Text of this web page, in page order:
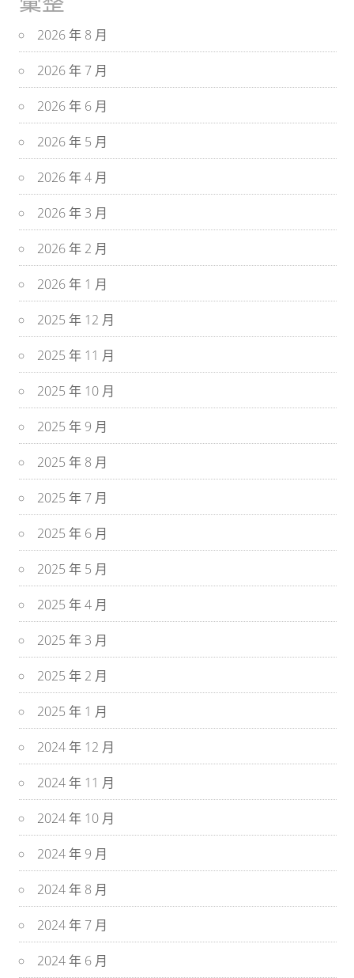
2026 年 8 月
2026 年 7 月
2026 年 6 月
2026 年 5 月
2026 年 4 月
2026 年 3 月
2026 年 2 月
2026 年 1 月
2025 年 12 月
2025 年 11 月
2025 年 10 月
2025 年 9 月
2025 年 8 月
2025 年 7 月
2025 年 6 月
2025 年 5 月
2025 年 4 月
2025 年 3 月
2025 年 2 月
2025 年 1 月
2024 年 12 月
2024 年 11 月
2024 年 10 月
2024 年 9 月
2024 年 8 月
2024 年 7 月
2024 年 6 月